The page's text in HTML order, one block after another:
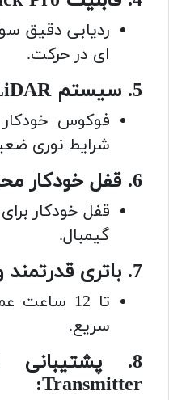
ردیابی دقیق
ای در حرکت.
5. سیستم LiDAR:
فوکوس
شرایط نوری
6. قفل خودکار محور ها:
قفل خودکار
گیمبال.
7. باتری قدرتمند و قابل تعویض:
تا 12
سریع.
Transmitter: